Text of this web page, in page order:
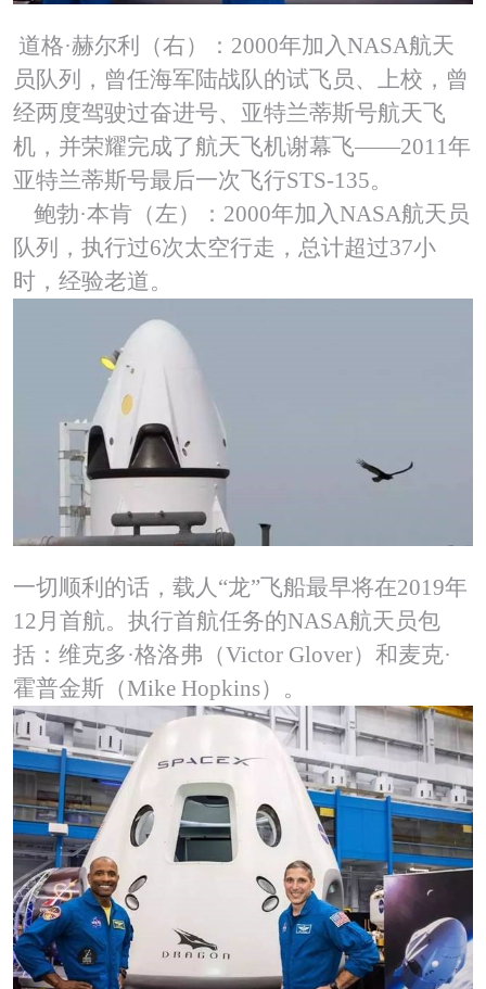
道格·赫尔利（右）：2000年加入NASA航天
员队列，曾任海军陆战队的试飞员、上校，曾
经两度驾驶过奋进号、亚特兰蒂斯号航天飞
机，并荣耀完成了航天飞机谢幕飞——2011年
亚特兰蒂斯号最后一次飞行STS-135。
鲍勃·本肯（左）：2000年加入NASA航天员
队列，执行过6次太空行走，总计超过37小
时，经验老道。
一切顺利的话，载人“龙”飞船最早将在2019年
12月首航。执行首航任务的NASA航天员包
括：维克多·格洛弗（Victor Glover）和麦克·
霍普金斯（Mike Hopkins）。